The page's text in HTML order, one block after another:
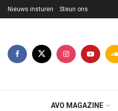
Nieuws insturen Steun ons
AVO MAGAZINE